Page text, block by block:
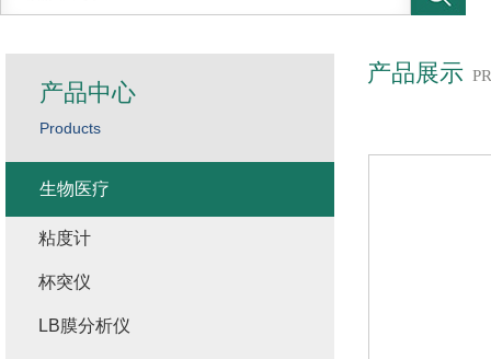
产品展示
产品中心
Products
生物医疗
粘度计
杯突仪
LB膜分析仪